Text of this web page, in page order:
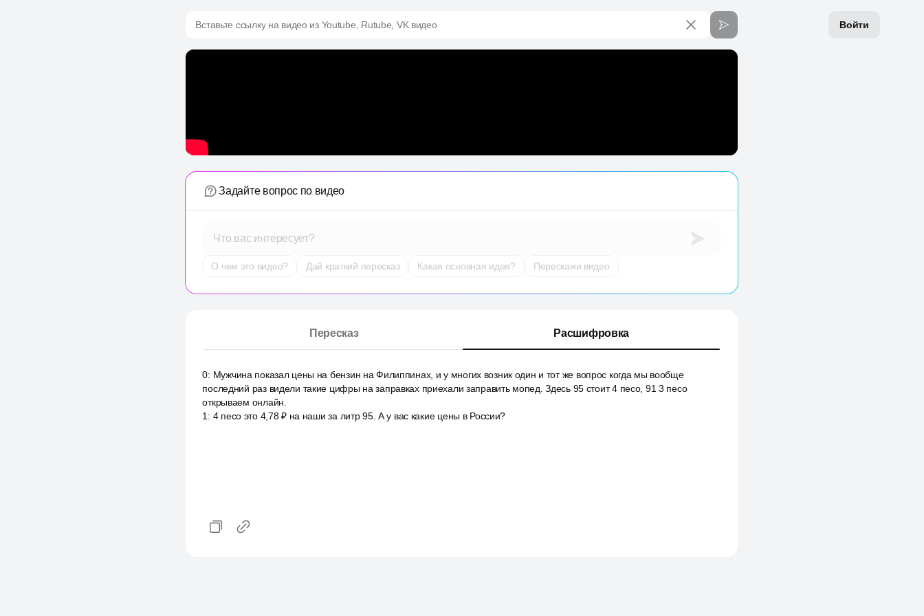
Войти
Вставьте ссылку на видео из Youtube, Rutube, VK видео
Задайте вопрос по видео
Что вас интересует?
О чем это видео? Дай краткий пересказ Какая основная идея? Перескажи видео
Пересказ Расшифровка
0: Мужчина показал цены на бензин на Филиппинах, и у многих возник один и тот же вопрос когда мы вообще
последний раз видели такие цифры на заправках приехали заправить мопед. Здесь 95 стоит 4 песо, 91 3 песо
открываем онлайн.
1 : 4 песо это 4,78 ₽ на наши за литр 95. А у вас какие цены в России?